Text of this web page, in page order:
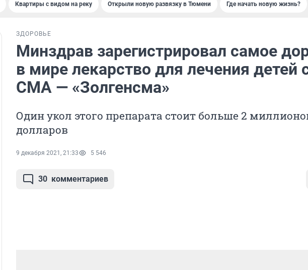
Квартиры с видом на реку Открыли новую развязку в Тюмени Где начать новую жизнь?
ЗДОРОВЬЕ
Минздрав зарегистрировал самое
в мире лекарство для лечения детей
СМА — «Золгенсма»
Один укол этого препарата стоит больше 2
долларов
9 декабря 2021, 21:33 5 546
30 комментариев